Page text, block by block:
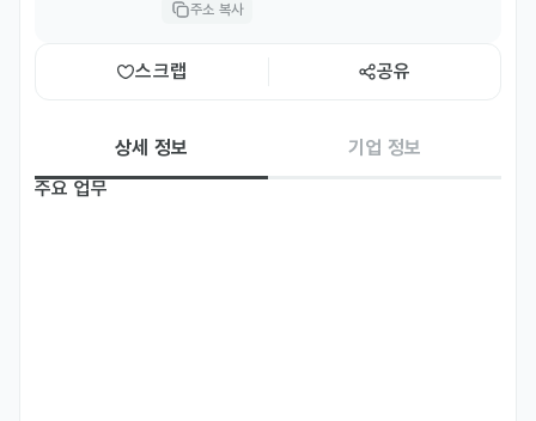
주소 복사
스크랩 공유
상세 정보
기업 정보
주요 업무